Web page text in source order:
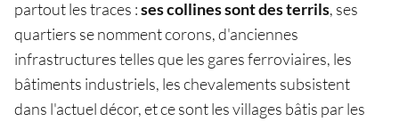
partout les traces :ses collines sont des terrils, ses
quartiers se nomment corons, d'anciennes
infrastructures telles que les gares ferroviaires, les
bâtiments industriels, les chevalements subsistent
dans l'actuel décor, et ce sont les villages bâtis par les